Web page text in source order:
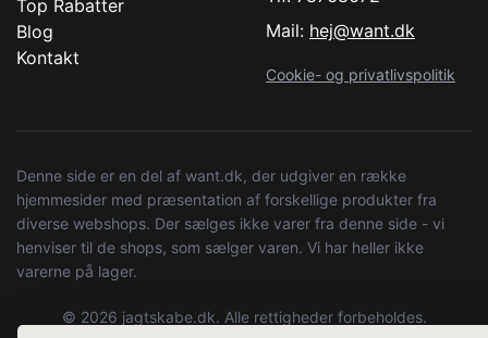
Top Rabatter
Blog
Kontakt
Mail: hej@want.dk
Cookie- og privatlivspolitik
Denne side er en del af want.dk, der udgiver en række
hjemmesider med præsentation af forskellige produkter fra
diverse webshops. Der sælges ikke varer fra denne side - vi
henviser til de shops, som sælger varen. Vi har heller ikke
varerne på lager.
© 2026 jagtskabe.dk. Alle rettigheder forbeholdes.